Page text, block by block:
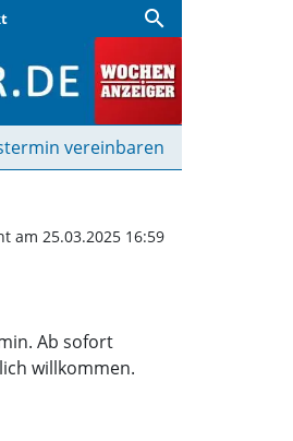
search
vereinbaren
am 25.03.2025 16:59
Ab sofort
willkommen.